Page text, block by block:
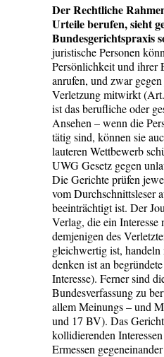
Der Rechtliche
Urteile berufen, sieht
Bundesgerichtspraxis
juristische Personen
Persönlichkeit und ihrer
anrufen, und zwar
Verletzung mitwirkt
ist das berufliche oder
Ansehen – wenn die
tätig sind, können sie
lauteren Wettbewerb
UWG Gesetz gegen
Die Gerichte prüfen
vom Durchschnittsleser
beeinträchtigt ist. Der
Verlag, die ein Interesse
demjenigen des
gleichwertig ist,
denken ist an
Interesse). Ferner sind
Bundesverfassung zu
allem Meinungs – und
und 17 BV). Das
kollidierenden
Ermessen